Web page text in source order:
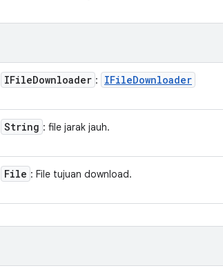
IFileDownloader : IFileDownloader
String : file jarak jauh.
File : File tujuan download.